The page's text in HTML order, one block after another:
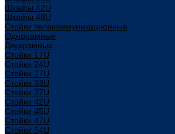
Шкафы 42U
Шкафы 48U
Стойки телекоммуникационные
Однорамные
Двухрамные
Стойки 17U
Стойки 24U
Стойки 27U
Стойки 33U
Стойки 37U
Стойки 42U
Стойки 45U
Стойки 47U
Стойки 54U